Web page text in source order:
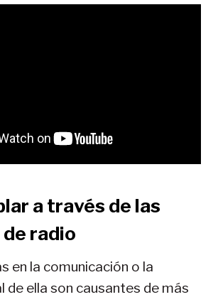
a través de las
radio
en la comunicación o la
de ella son causantes de más